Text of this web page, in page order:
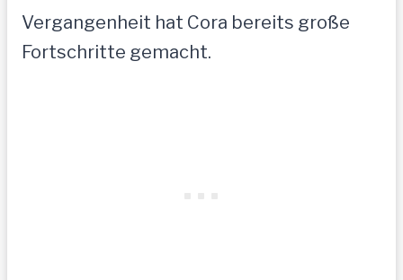
Vergangenheit hat Cora bereits große
Fortschritte gemacht.